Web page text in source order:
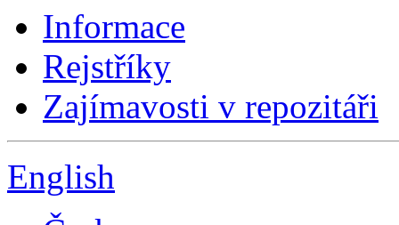
Informace
Rejstříky
Zajímavosti v repozitáři
English